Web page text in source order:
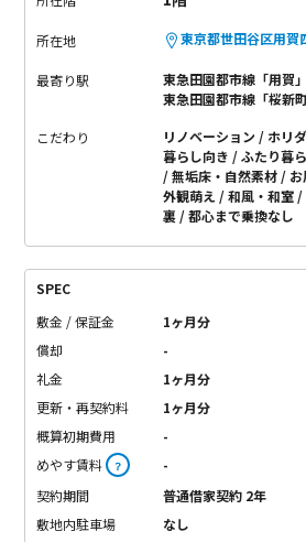
所在地 東京都世田谷区用賀
最寄り駅
東急田園都市線「用賀
東急田園都市線「桜新
こだわり リノベーション ホリ
暮らし向き
ふたり暮
無垢床・自然素材
外観萌え
和風・和室
裏
都心まで乗換なし
SPEC
敷金 / 保証金
1ヶ月分
償却
-
礼金
1ヶ月分
更新・再契約料
1ヶ月分
概算初期費用
-
めやす賃料 ？
-
契約期間
普通借家契約 2年
敷地内駐車場
なし